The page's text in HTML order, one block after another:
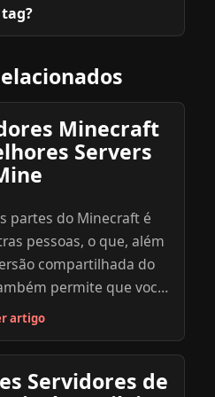
tag?
Minecraft
Servers
partes do Minecraft é
pessoas, o que, além
compartilhada do
permite que você
de outros objetivos,
por outros jogadores.
lista com os melhores
artigo
Servidores de